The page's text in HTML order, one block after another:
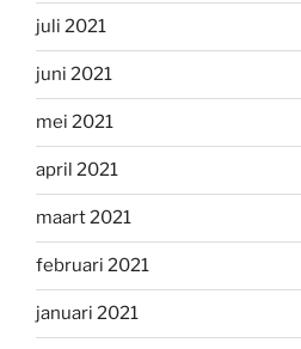
juli 2021
juni 2021
mei 2021
april 2021
maart 2021
februari 2021
januari 2021